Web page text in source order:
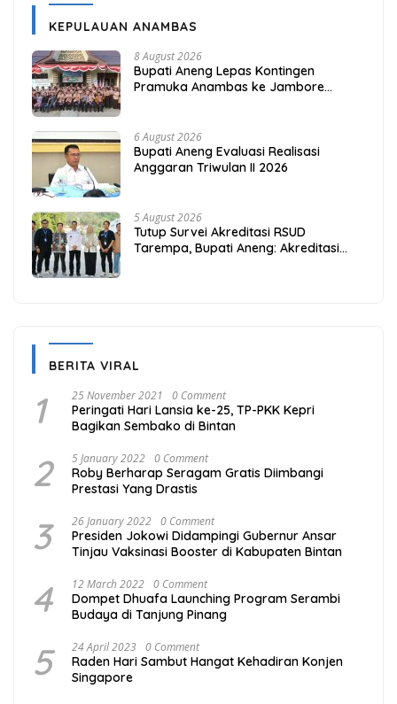
KEPULAUAN ANAMBAS
8 August 2026
Bupati Aneng Lepas Kontingen
Pramuka Anambas ke Jambore
6 August 2026
Bupati Aneng Evaluasi Realisasi
Anggaran Triwulan II 2026
5 August 2026
Tutup Survei Akreditasi RSUD
Tarempa, Bupati Aneng: Akreditasi
BERITA VIRAL
1 25 November 2021 0 Comment
Peringati Hari Lansia ke-25, TP-PKK Kepri
Bagikan Sembako di Bintan
2 5 January 2022 0 Comment
Roby Berharap Seragam Gratis Diimbangi
Prestasi Yang Drastis
3 26 January 2022 0 Comment
Presiden Jokowi Didampingi Gubernur Ansar
Tinjau Vaksinasi Booster di Kabupaten Bintan
4 12 March 2022 0 Comment
Dompet Dhuafa Launching Program Serambi
Budaya di Tanjung Pinang
5 24 April 2023 0 Comment
Raden Hari Sambut Hangat Kehadiran Konjen
Singapore